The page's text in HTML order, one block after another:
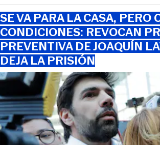
SE VA PARA LA CASA, PERO
CONDICIONES: REVOCAN
PREVENTIVA DE JOAQUÍN
DEJA LA PRISIÓN